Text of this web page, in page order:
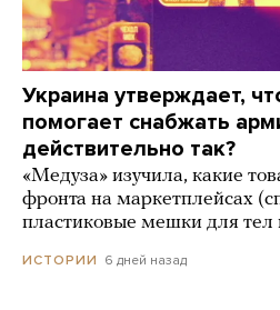
Украина утверждает,
помогает снабжать
действительно так?
«Медуза» изучила, какие
фронта на маркетплейсах
пластиковые мешки для тел
ИСТОРИИ 6 дней назад